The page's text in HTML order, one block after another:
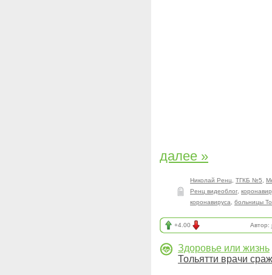
далее »
Николай Ренц ТГКБ №5
Ренц видеоблог,
коронавируса
больницы
+4.00 Автор:
Здоровье или жизнь
Тольятти врачи